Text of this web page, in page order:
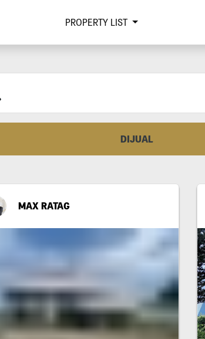
PROPERTY LIST
DIJUAL
MAX RATAG